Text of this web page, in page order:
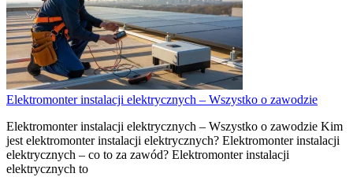
Elektromonter instalacji elektrycznych – Wszystko o zawodzie
Elektromonter instalacji elektrycznych – Wszystko o zawodzie Kim
jest elektromonter instalacji elektrycznych? Elektromonter instalacji
elektrycznych – co to za zawód? Elektromonter instalacji
elektrycznych to